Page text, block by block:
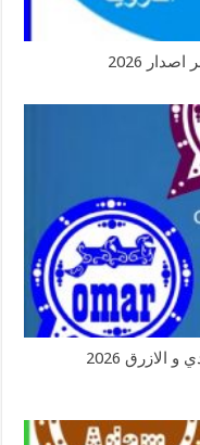
تنزيل واتساب عمر باذيب العنابي و الوردي و الازرق 2026